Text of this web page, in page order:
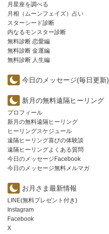
月星座を調べる
月相（ムーンフェイズ）占い
スターシード診断
内なるモンスター診断
無料診断 恋愛編
無料診断 金運編
無料診断 人生編
今日のメッセージ(毎日更新)
新月の無料遠隔ヒーリング
プロフィール
新月の無料遠隔ヒーリング
ヒーリングスケジュール
遠隔ヒーリング喜びの体験談
遠隔ヒーリングよくある質問
今日のメッセージFacebook
今日のメッセージ無料メルマガ
お月さま最新情報
LINE(無料プレゼント付き)
Instagram
Facebook
X